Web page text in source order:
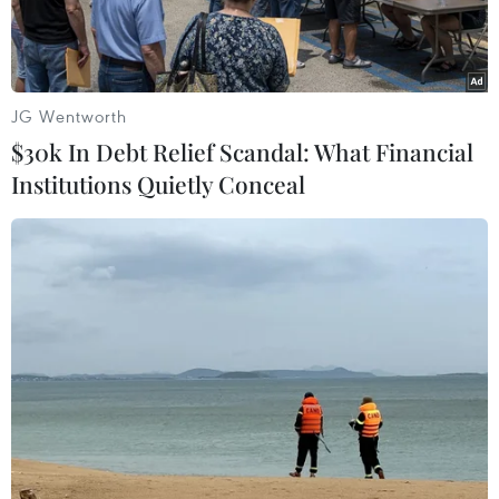
nhận được.
Một ngày sau quyết định của phương Tây loại 7
ngân hàng Nga khỏi hệ thống thanh toán quốc
tế SWIFT, Thủ tướng Ba Lan Mateusz
JG Wentworth
$30k In Debt Relief Scandal: What Financial
Institutions Quietly Conceal